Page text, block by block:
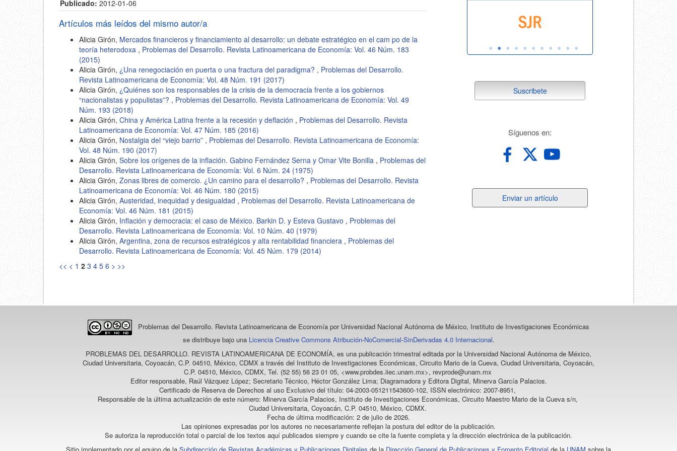
Publicado: 2012-01-06
Artículos más leídos del mismo autor/a
Alicia Girón, Mercados financieros y financiamiento al desarrollo: un debate estratégico en el cam po de la
teoría heterodoxa , Problemas del Desarrollo. Revista Latinoamericana de Economía: Vol. 46 Núm. 183
(2015)
Alicia Girón, ¿Una renegociación en puerta o una fractura del paradigma? , Problemas del Desarrollo.
Revista Latinoamericana de Economía: Vol. 48 Núm. 191 (2017)
Alicia Girón, ¿Quiénes son los responsables de la crisis de la democracia frente a los gobiernos
“nacionalistas y populistas”? , Problemas del Desarrollo. Revista Latinoamericana de Economía: Vol. 49
Núm. 193 (2018)
Alicia Girón, China y América Latina frente a la recesión y deflación , Problemas del Desarrollo. Revista
Latinoamericana de Economía: Vol. 47 Núm. 185 (2016)
Alicia Girón, Nostalgia del “viejo barrio” , Problemas del Desarrollo. Revista Latinoamericana de Economía:
Vol. 48 Núm. 190 (2017)
Alicia Girón, Sobre los orígenes de la inflación. Gabino Fernández Serna y Omar Vite Bonilla , Problemas del
Desarrollo. Revista Latinoamericana de Economía: Vol. 6 Núm. 24 (1975)
Alicia Girón, Zonas libres de comercio. ¿Un camino para el desarrollo? , Problemas del Desarrollo. Revista
Latinoamericana de Economía: Vol. 46 Núm. 180 (2015)
Alicia Girón, Austeridad, inequidad y desigualdad , Problemas del Desarrollo. Revista Latinoamericana de
Economía: Vol. 46 Núm. 181 (2015)
Alicia Girón, Inflación y democracia: el caso de México. Barkin D. y Esteva Gustavo , Problemas del
Desarrollo. Revista Latinoamericana de Economía: Vol. 10 Núm. 40 (1979)
Alicia Girón, Argentina, zona de recursos estratégicos y alta rentabilidad financiera , Problemas del
Desarrollo. Revista Latinoamericana de Economía: Vol. 45 Núm. 179 (2014)
<< < 1 2 3 4 5 6 > >>
suscribete
Suscribete
Síguenos en:
un
Enviar un artículo
Problemas del Desarrollo. Revista Latinoamericana de Economía por Universidad Nacional Autónoma de México, Instituto de Investigaciones Económicas
se distribuye bajo una Licencia Creative Commons Atribución-NoComercial-SinDerivadas 4.0 Internacional.
PROBLEMAS DEL DESARROLLO. REVISTA LATINOAMERICANA DE ECONOMÍA, es una publicación trimestral editada por la Universidad Nacional Autónoma de México,
Ciudad Universitaria, Coyoacán, C.P. 04510, México, CDMX a través del Instituto de Investigaciones Económicas, Circuito Mario de la Cueva, Ciudad Universitaria, Coyoacán,
C.P. 04510, México, CDMX, Tel. (52 55) 56 23 01 05, <www.probdes.iiec.unam.mx>, revprode@unam.mx
Editor responsable, Raúl Vázquez López; Secretario Técnico, Héctor González Lima; Diagramadora y Editora Digital, Minerva García Palacios.
Certificado de Reserva de Derechos al uso Exclusivo del título: 04-2003-051211543600-102, ISSN electrónico: 2007-8951,
Responsable de la última actualización de este número: Minerva García Palacios, Instituto de Investigaciones Económicas, Circuito Maestro Mario de la Cueva s/n,
Ciudad Universitaria, Coyoacán, C.P. 04510, México, CDMX.
Fecha de última modificación: 2 de julio de 2026.
Las opiniones expresadas por los autores no necesariamente reflejan la postura del editor de la publicación.
Se autoriza la reproducción total o parcial de los textos aquí publicados siempre y cuando se cite la fuente completa y la dirección electrónica de la publicación.